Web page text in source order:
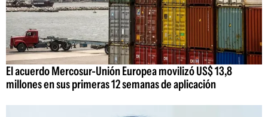
El acuerdo Mercosur-Unión Europea movilizó US$ 13,8
millones en sus primeras 12 semanas de aplicación